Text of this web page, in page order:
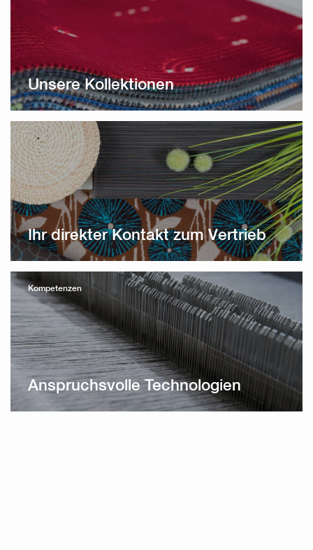
Unsere Kollektionen
Ihr direkter Kontakt zum Vertrieb
Kompetenzen
Anspruchsvolle Technologien